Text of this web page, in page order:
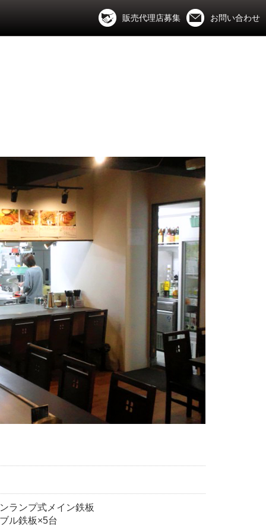
販売代理店募集 お問い合わせ
ランプ式メイン鉄板
ル鉄板×5台